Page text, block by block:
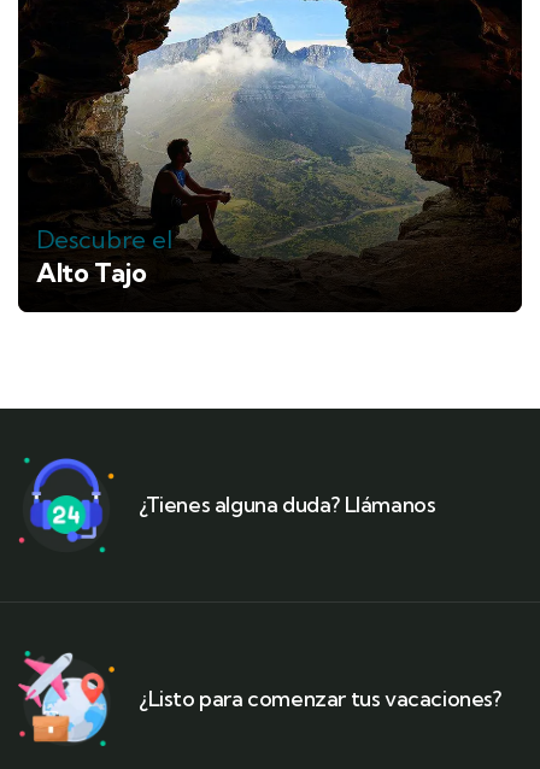
Descubre el
Alto Tajo
¿Tienes alguna duda? Llámanos
¿Listo para comenzar tus vacaciones?